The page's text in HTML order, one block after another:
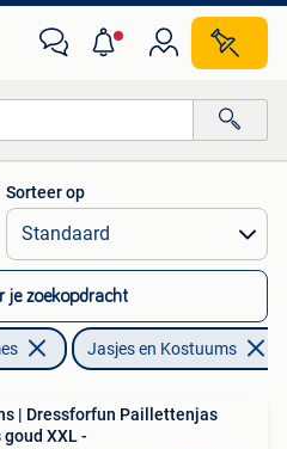
Sorteer op
je zoekopdracht
Jasjes en Kostuums
| Dressforfun Paillettenjas
XXL -